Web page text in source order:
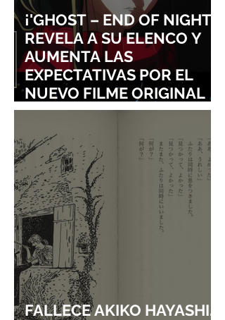
¡'GHOST – END OF NIGHT'
REVELA A SU ELENCO Y
AUMENTA LAS
EXPECTATIVAS POR EL
NUEVO FILME ORIGINAL
DE SHINGO NATSUME!
FALLECE AKIKO HAYASHI,